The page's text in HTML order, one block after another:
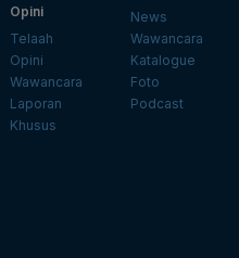
Opini
Telaah
Opini
Wawancara
Laporan
Khusus
News
Wawancara
Katalogue
Foto
Podcast